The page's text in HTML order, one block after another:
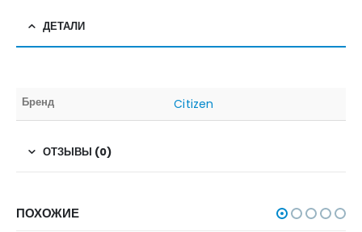
ДЕТАЛИ
Бренд Citizen
ОТЗЫВЫ (0)
ПОХОЖИЕ